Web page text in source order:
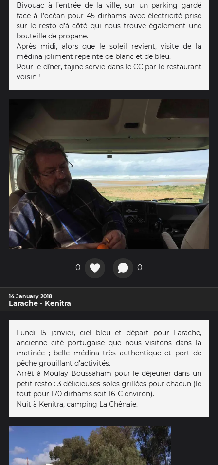
Bivouac à l’entrée de la ville, sur un parking gardé
face à l’océan pour 45 dirhams avec électricité prise
sur le resto d’à côté qui nous trouve également une
bouteille de propane.
Après midi, alors que le soleil revient, visite de la
médina joliment repeinte de blanc et de bleu.
Pour le dîner, tajine servie dans le CC par le restaurant
voisin !
0 0
14 January 2018
Larache - Kenitra
Lundi 15 janvier, ciel bleu et départ pour Larache,
ancienne cité portugaise que nous visitons dans la
matinée ; belle médina très authentique et port de
pêche grouillant d’activités.
Arrêt à Moulay Boussaham pour le déjeuner dans un
petit resto : 3 délicieuses soles grillées pour chacun (le
tout pour 170 dirhams soit 16 € environ).
Nuit à Kenitra, camping La Chênaie.